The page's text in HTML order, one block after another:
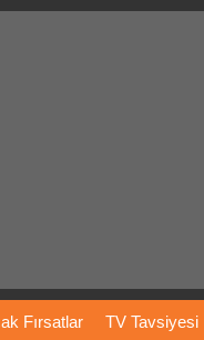
Fırsatlar TV Tavsiyesi